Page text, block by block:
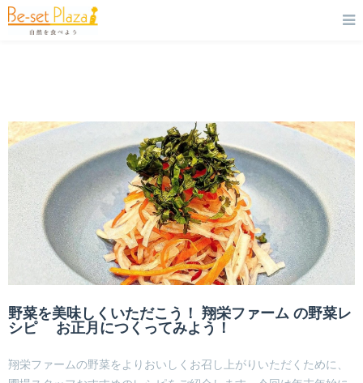
野菜を美味しくいただこう！ 翔栄ファーム の野菜レ
シピ お正月につくってみよう！
翔栄ファームの野菜をよりおいしくお召し上がりいただくために、